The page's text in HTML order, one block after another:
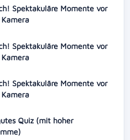
Spektakuläre Momente vor
Spektakuläre Momente vor
Spektakuläre Momente vor
Quiz (mit hoher